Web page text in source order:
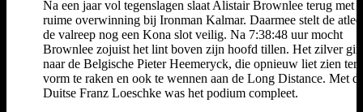
Na een jaar vol tegenslagen slaat Alistair Brownlee terug met
ruime overwinning bij Ironman Kalmar. Daarmee stelt de
de valreep nog een Kona slot veilig. Na 7:38:48 uur mocht
Brownlee zojuist het lint boven zijn hoofd tillen. Het zilver
naar de Belgische Pieter Heemeryck, die opnieuw liet zien
vorm te raken en ook te wennen aan de Long Distance. Met
Duitse Franz Loeschke was het podium compleet.